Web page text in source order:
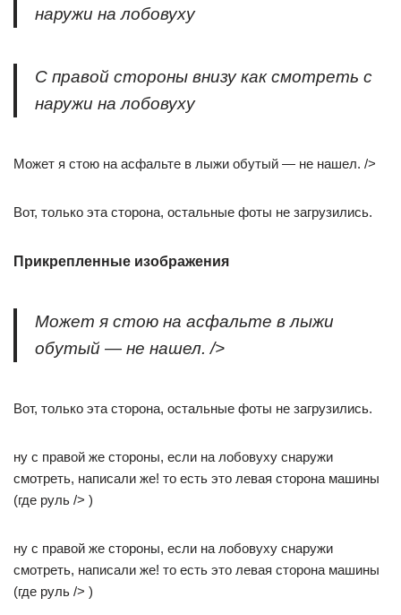
наружи на лобовуху
С правой стороны внизу как смотреть с
наружи на лобовуху
Может я стою на асфальте в лыжи обутый — не нашел. />
Вот, только эта сторона, остальные фоты не загрузились.
Прикрепленные изображения
Может я стою на асфальте в лыжи
обутый — не нашел. />
Вот, только эта сторона, остальные фоты не загрузились.
ну с правой же стороны, если на лобовуху снаружи
смотреть, написали же! то есть это левая сторона машины
(где руль /> )
ну с правой же стороны, если на лобовуху снаружи
смотреть, написали же! то есть это левая сторона машины
(где руль /> )